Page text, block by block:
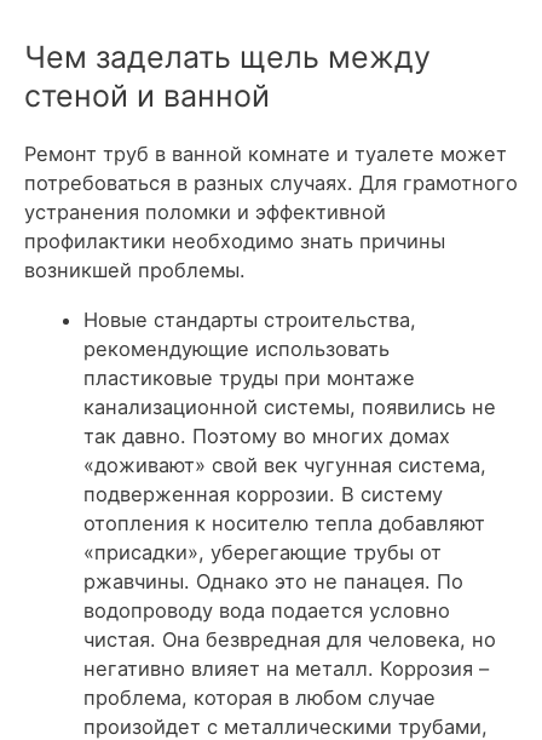
Чем заделать щель между
стеной и ванной
Ремонт труб в ванной комнате и туалете может
потребоваться в разных случаях. Для грамотного
устранения поломки и эффективной
профилактики необходимо знать причины
возникшей проблемы.
Новые стандарты строительства,
рекомендующие использовать
пластиковые труды при монтаже
канализационной системы, появились не
так давно. Поэтому во многих домах
«доживают» свой век чугунная система,
подверженная коррозии. В систему
отопления к носителю тепла добавляют
«присадки», уберегающие трубы от
ржавчины. Однако это не панацея. По
водопроводу вода подается условно
чистая. Она безвредная для человека, но
негативно влияет на металл. Коррозия –
проблема, которая в любом случае
произойдет с металлическими трубами,